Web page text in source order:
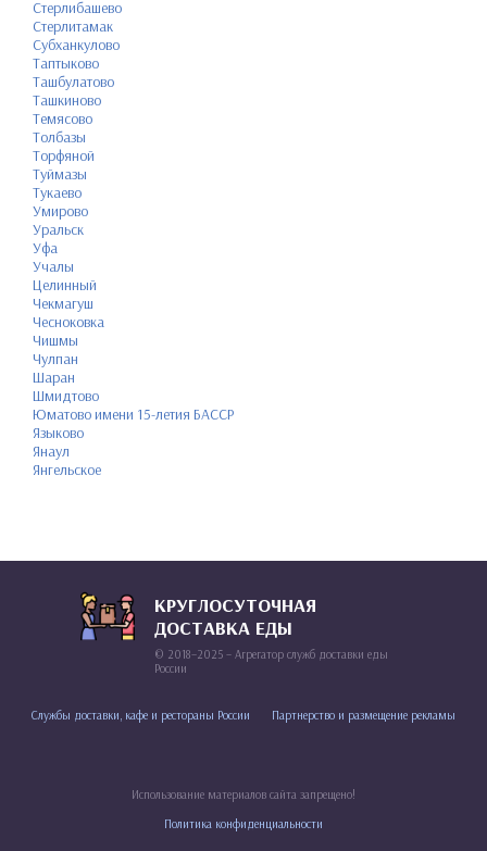
Стерлибашево
Стерлитамак
Субханкулово
Таптыково
Ташбулатово
Ташкиново
Темясово
Толбазы
Торфяной
Туймазы
Тукаево
Умирово
Уральск
Уфа
Учалы
Целинный
Чекмагуш
Чесноковка
Чишмы
Чулпан
Шаран
Шмидтово
Юматово имени 15-летия БАССР
Языково
Янаул
Янгельское
КРУГЛОСУТОЧНАЯ
ДОСТАВКА ЕДЫ
© 2018–2025 – Агрегатор служб доставки еды
России
Службы доставки, кафе и рестораны России Партнерство и размещение рекламы
Использование материалов сайта запрещено!
Политика конфиденциальности